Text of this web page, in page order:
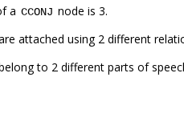
a CCONJ node is 3.
attached using 2 different
to 2 different parts of